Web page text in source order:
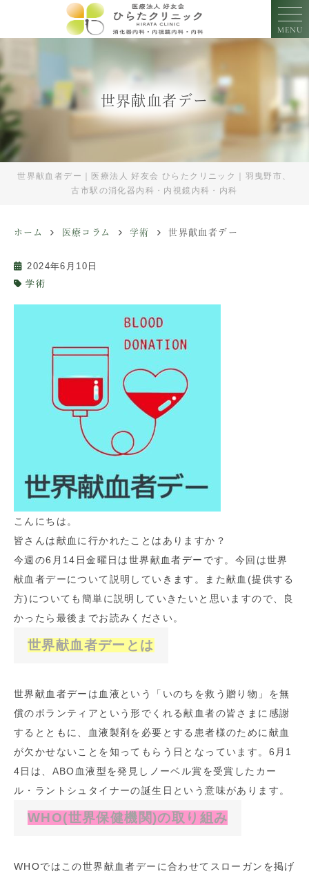
MENU
世界献血者デー
世界献血者デー｜医療法人 好友会 ひらたクリニック｜羽曳野市、
古市駅の消化器内科・内視鏡内科・内科
ホーム 医療コラム 学術 世界献血者デー
2024年6月10日
学術
こんにちは。
皆さんは献血に行かれたことはありますか？
今週の6月14日金曜日は世界献血者デーです。今回は世界
献血者デーについて説明していきます。また献血(提供する
方)についても簡単に説明していきたいと思いますので、良
かったら最後までお読みください。
世界献血者デーとは
世界献血者デーは血液という「いのちを救う贈り物」を無
償のボランティアという形でくれる献血者の皆さまに感謝
するとともに、血液製剤を必要とする患者様のために献血
が欠かせないことを知ってもらう日となっています。6月1
4日は、ABO血液型を発見しノーベル賞を受賞したカー
ル・ラントシュタイナーの誕生日という意味があります。
WHO(世界保健機関)の取り組み
WHOではこの世界献血者デーに合わせてスローガンを掲げ